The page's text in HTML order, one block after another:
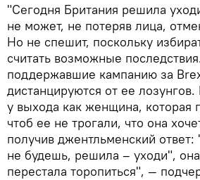
"Сегодня Британия решила
не может, не потеряв лица,
Но не спешит, поскольку
считать возможные
поддержавшие кампанию за
дистанцируются от ее лозунгов.
у выхода как женщина, которая
чтоб ее не трогали, что она
получив джентльменский
не будешь, решила – уходи",
перестала торопиться", —